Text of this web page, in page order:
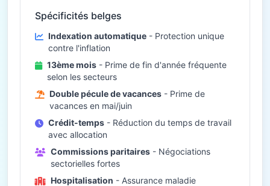
Spécificités belges
Indexation automatique - Protection unique
contre l'inflation
13ème mois - Prime de fin d'année fréquente
selon les secteurs
Double pécule de vacances - Prime de
vacances en mai/juin
Crédit-temps - Réduction du temps de travail
avec allocation
Commissions paritaires - Négociations
sectorielles fortes
Hospitalisation - Assurance maladie